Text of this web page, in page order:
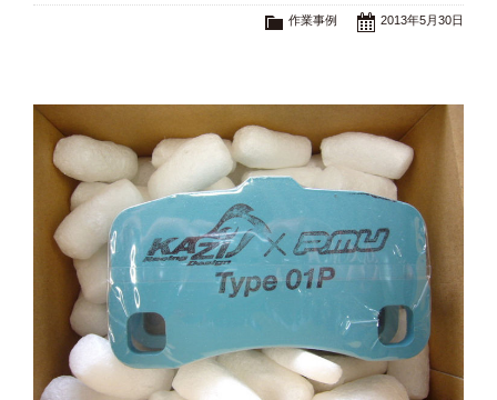
2013年5月30日
作業事例